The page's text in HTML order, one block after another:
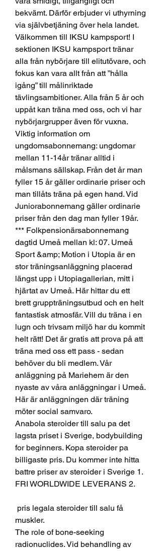
bekvämt. Därför erbjuder vi uthyrning
via självbetjäning över hela landet.
Välkommen till IKSU kampsport! I
sektionen IKSU kampsport tränar
alla från nybörjare till elitutövare, och
fokus kan vara allt från att ”hålla
igång” till målinriktade
tävlingsambitioner. Alla från 5 år och
uppåt kan träna med oss, och vi har
nybörjargrupper även för vuxna.
Viktig information om
ungdomsabonnemang: ungdomar
mellan 11-14år tränar alltid i
målsmans sällskap. Från det år man
fyller 15 år gäller ordinarie priser och
man tillåts träna på egen hand. Vid
Juniorabonnemang gäller ordinarie
priser från den dag man fyller 19år.
*** Folkpensionärsabonnemang
dagtid Umeå mellan kl: 07. Umeå
Sport &amp; Motion i Utopia är en
stor träningsanläggning placerad
längst upp i Utopiagallerian, mitt i
hjärtat av Umeå. Här hittar du ett
brett gruppträningsutbud och en helt
fantastisk atmosfär. Vill du träna i en
lugn och trivsam miljö har du kommit
helt rätt! Det är gratis att prova på att
träna med oss ett pass - sedan
behöver du bli medlem. Vår
anläggning på Mariehem är den
nyaste av våra anläggningar i Umeå.
Här är anläggningen där träning
möter social samvaro.
Anabola steroider till salu pa det
lagsta priset i Sverige, bodybuilding
for beginners. Kopa steroider pa
billigaste pris. Du kommer inte hitta
battre priser av steroider i Sverige 1.
FRI WORLDWIDE LEVERANS 2.
muskler.
The role of bone-seeking
radionuclides. Vid behandling av